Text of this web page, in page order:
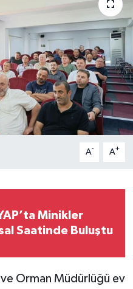
A- A+
Minikler
Saatinde Buluştu
ve Orman Müdürlüğü ev